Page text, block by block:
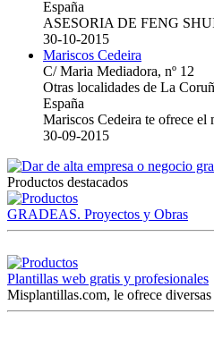
España
ASESORIA DE FENG
30-10-2015
Mariscos Cedeira
C/ Maria Mediadora, nº 12
Otras localidades de La
España
Mariscos Cedeira te ofrece el
30-09-2015
Productos destacados
GRADEAS. Proyectos y Obras
Plantillas web gratis y profesionales
Misplantillas.com, le ofrece